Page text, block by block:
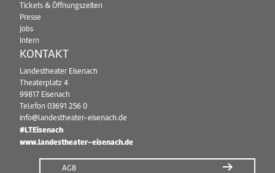
Tickets & Öffnungszeiten
Presse
Jobs
Intern
KONTAKT
Landestheater Eisenach
Theaterplatz 4
99817 Eisenach
Telefon 03691 256 0
info@landestheater-eisenach.de
#LTEisenach
www.landestheater-eisenach.de
AGB